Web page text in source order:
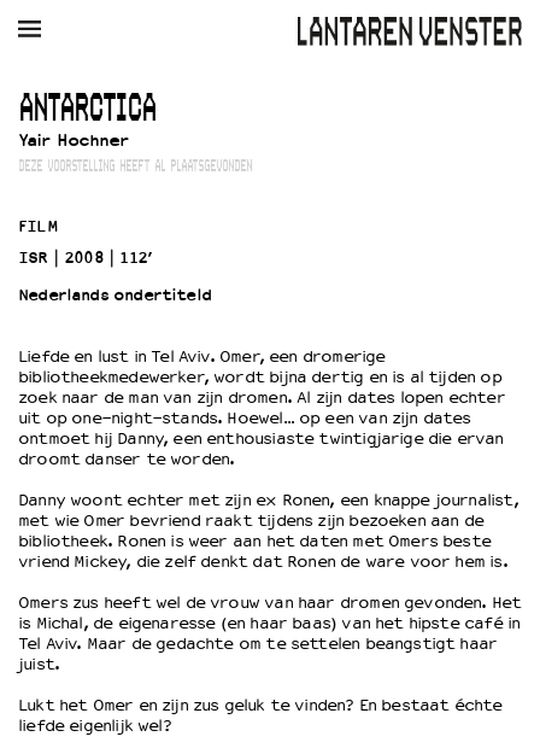
AGENDA FILM
Winkelmandje
Zoek
Openingstijden & contact
Bereikbaarheid
Kaartverkoop
EDUCATIE
Schoolvoorstellingen
Filmprogramma’s Primair Onderwijs
Speciale educatieprogramma’s
OVER LANTARENVENSTER
Wat we doen
Werken bij
Word vriend
ANTARCTICA
Yair Hochner
DEZE VOORSTELLING HEEFT AL PLAATSGEVONDEN
FILM
ISR
2008
112’
Nederlands ondertiteld
Liefde en lust in Tel Aviv. Omer, een dromerige
bibliotheekmedewerker, wordt bijna dertig en is al tijden op
zoek naar de man van zijn dromen. Al zijn dates lopen echter
uit op one-night-stands. Hoewel… op een van zijn dates
ontmoet hij Danny, een enthousiaste twintigjarige die ervan
droomt danser te worden.
Danny woont echter met zijn ex Ronen, een knappe journalist,
met wie Omer bevriend raakt tijdens zijn bezoeken aan de
bibliotheek. Ronen is weer aan het daten met Omers beste
vriend Mickey, die zelf denkt dat Ronen de ware voor hem is.
Omers zus heeft wel de vrouw van haar dromen gevonden. Het
is Michal, de eigenaresse (en haar baas) van het hipste café in
Tel Aviv. Maar de gedachte om te settelen beangstigt haar
juist.
Lukt het Omer en zijn zus geluk te vinden? En bestaat échte
liefde eigenlijk wel?